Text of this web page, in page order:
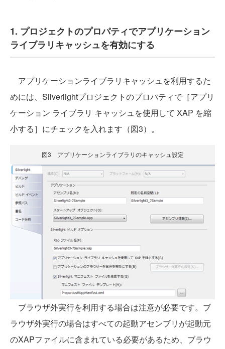
1. プロジェクトのプロパティでアプリケーション
ライブラリキャッシュを有効にする
アプリケーションライブラリキャッシュを利用するた
めには、Silverlightプロジェクトのプロパティで［アプリ
ケーション ライブラリ キャッシュを使用して XAP を縮
小する］にチェックを入れます（図3）。
図3 アプリケーションライブラリのキャッシュ設定
ブラウザ外実行を利用する場合は注意が必要です。ブ
ラウザ外実行の場合はすべての起動アセンブリが起動元
のXAPファイルに含まれている必要があるため、ブラウ